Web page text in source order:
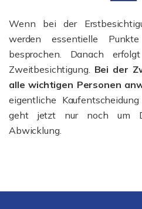
Wenn bei der
werden essentielle
besprochen. Danach
Zweitbesichtigung. Bei der
alle wichtigen Personen
eigentliche
geht jetzt nur noch um
Abwicklung.